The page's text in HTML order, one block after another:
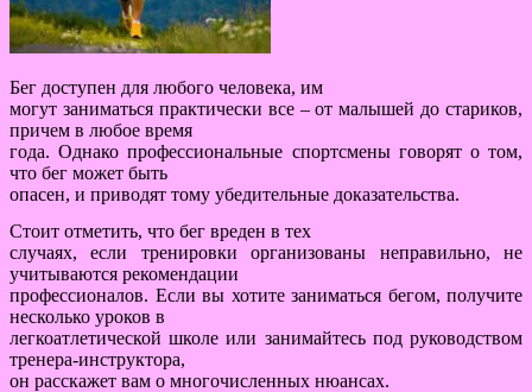
Бег доступен для любого человека, им
могут заниматься практически все – от малышей до стариков,
причем в любое время
года. Однако профессиональные спортсмены говорят о том,
что бег может быть
опасен, и приводят тому убедительные доказательства.
Стоит отметить, что бег вреден в тех
случаях, если тренировки организованы неправильно, не
учитываются рекомендации
профессионалов. Если вы хотите заниматься бегом, получите
несколько уроков в
легкоатлетической школе или занимайтесь под руководством
тренера-инструктора,
он расскажет вам о многочисленных нюансах.